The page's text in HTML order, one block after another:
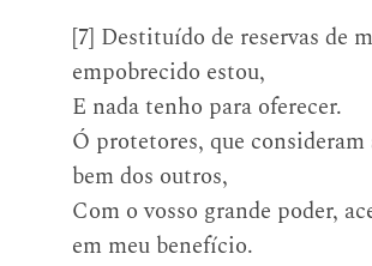
[7] Destituído de reservas de
empobrecido estou,
E nada tenho para oferecer.
Ó protetores, que consideram
bem dos outros,
Com o vosso grande poder,
em meu benefício.